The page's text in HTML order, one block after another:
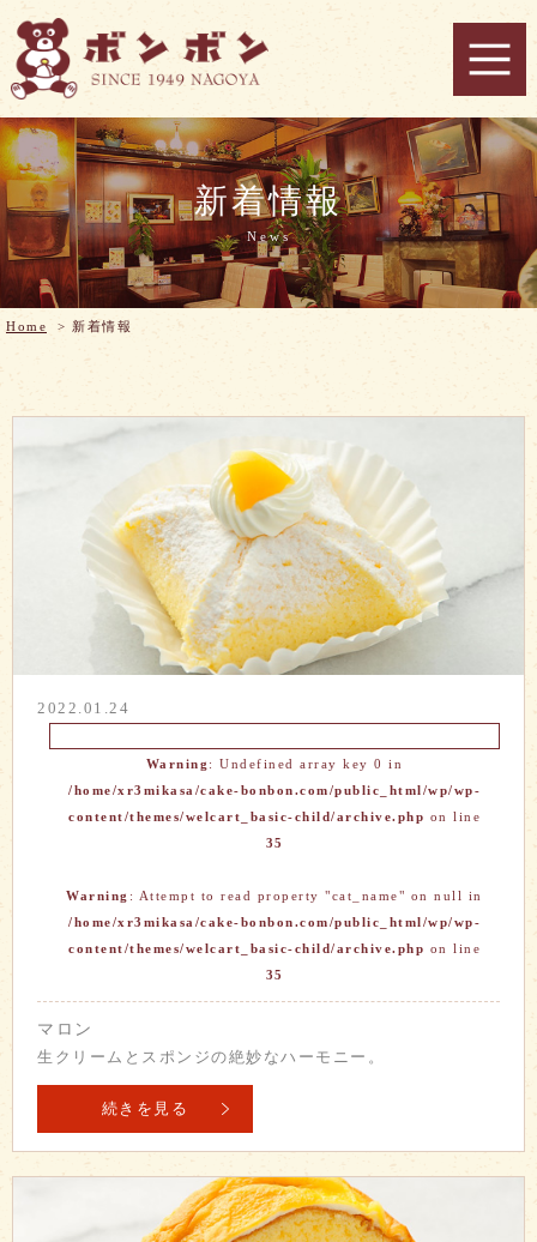
新着情報
News
Home > 新着情報
2022.01.24
Warning: Undefined array key 0 in
/home/xr3mikasa/cake-bonbon.com/public_html/wp/wp-
content/themes/welcart_basic-child/archive.php on line
35
Warning : Attempt to read property "cat_name" on null in
/home/xr3mikasa/cake-bonbon.com/public_html/wp/wp-
content/themes/welcart_basic-child/archive.php on line
35
マロン
生クリームとスポンジの絶妙なハーモニー。
続きを見る